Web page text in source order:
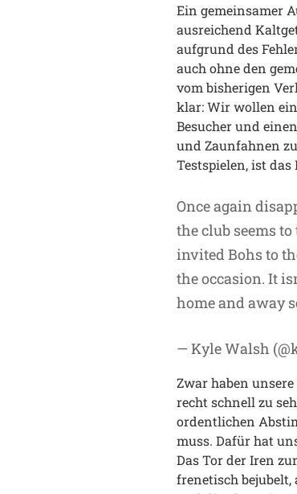
Ein gemeinsamer
ausreichend
aufgrund des
auch ohne den
vom bisherigen
klar: Wir wollen
Besucher und
und Zaunfahnen
Testspielen, ist
Once again
the club seems
invited Bohs to
the occasion. It
home and away
— Kyle Walsh
Zwar haben
recht schnell zu
ordentlichen
muss. Dafür hat
Das Tor der Iren
frenetisch bejubelt,